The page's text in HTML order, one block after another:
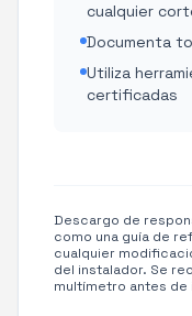
cualquier
Documenta
Utiliza
certificadas
Descargo de
como una guía de
cualquier
del instalador. Se
multímetro antes de